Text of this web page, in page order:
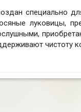
специально
луковицы,
чистоту